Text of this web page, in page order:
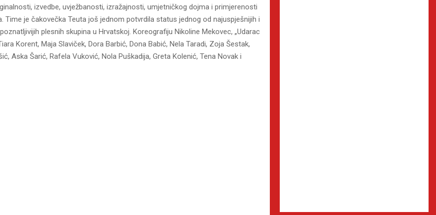
izvedbe, uvježbanosti, izražajnosti, umjetničkog dojma i primjerenosti
Time je čakovečka Teuta još jednom potvrdila status jednog od najuspješnijih i
plesnih skupina u Hrvatskoj. Koreografiju Nikoline Mekovec, „Udarac
Korent, Maja Slaviček, Dora Barbić, Dona Babić, Nela Taradi, Zoja Šestak,
Aska Šarić, Rafela Vuković, Nola Puškadija, Greta Kolenić, Tena Novak i